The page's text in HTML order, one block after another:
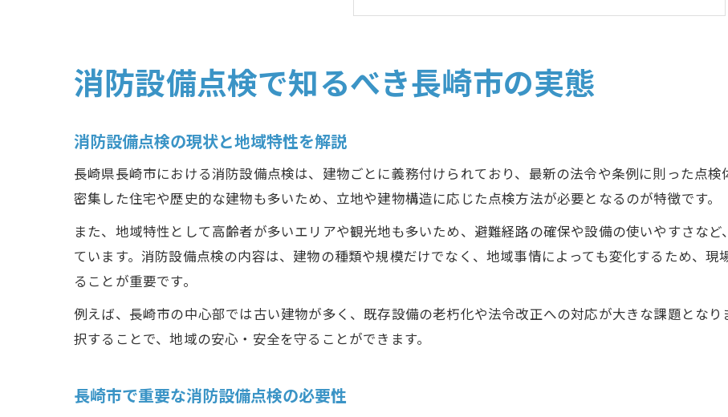
長崎県消防設備協会が伝える点検の意義
現場で役立つ消防設備点検の流れ
消防設備点検の全体フローを徹底解説
長崎 消防設備と現場手順のポイント
消防設備点検資格者による手順の解説
万全の対策へ繋がる点検項目の把握方法
消防設備点検の主な点検項目を網羅
長崎県長崎市で重視される点検ポイント
消防設備点検で知るべき長崎市の実態
消防設備点検の現状と地域特性を解説
長崎県長崎市における消防設備点検は、建物ごとに義務付けられており、最新の法令や条例に則った点検
密集した住宅や歴史的な建物も多いため、立地や建物構造に応じた点検方法が必要となるのが特徴です。
また、地域特性として高齢者が多いエリアや観光地も多いため、避難経路の確保や設備の使いやすさな
ています。消防設備点検の内容は、建物の種類や規模だけでなく、地域事情によっても変化するため、
ることが重要です。
例えば、長崎市の中心部では古い建物が多く、既存設備の老朽化や法令改正への対応が大きな課題とな
択することで、地域の安心・安全を守ることができます。
長崎市で重要な消防設備点検の必要性